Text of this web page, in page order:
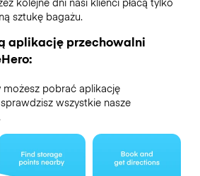
sztukę bagażu.
aplikację przechowalni
pobrać aplikację
wszystkie nasze